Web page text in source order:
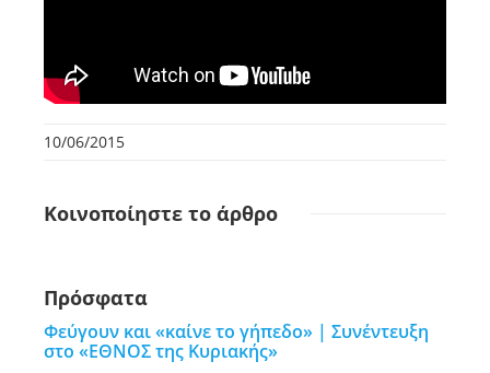
10/06/2015
Κοινοποίηστε το άρθρο
Πρόσφατα
Φεύγουν και «καίνε το γήπεδο» | Συνέντευξη
στο «ΕΘΝΟΣ της Κυριακής»